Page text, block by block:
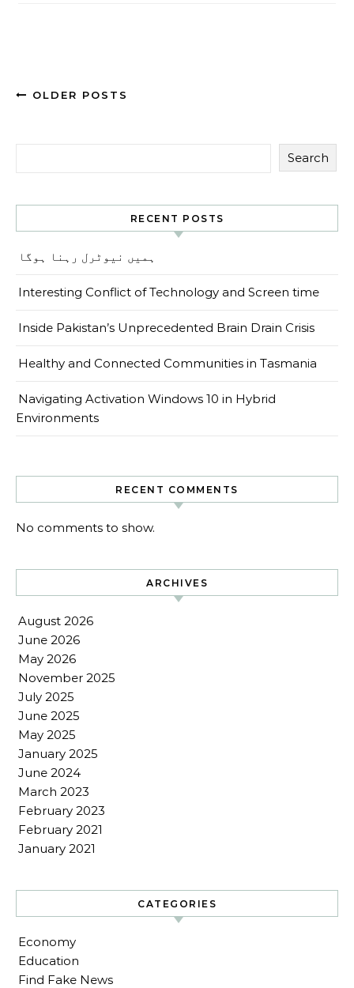
OLDER POSTS
Search
RECENT POSTS
ہمیں نیوٹرل رہنا ہوگا
Interesting Conflict of Technology and Screen time
Inside Pakistan’s Unprecedented Brain Drain Crisis
Healthy and Connected Communities in Tasmania
Navigating Activation Windows 10 in Hybrid
Environments
RECENT COMMENTS
No comments to show.
ARCHIVES
August 2026
June 2026
May 2026
November 2025
July 2025
June 2025
May 2025
January 2025
June 2024
March 2023
February 2023
February 2021
January 2021
CATEGORIES
Economy
Education
Find Fake News